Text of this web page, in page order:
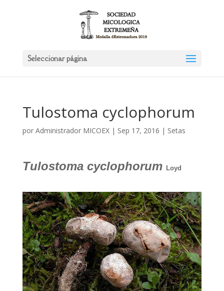
Seleccionar página
Tulostoma cyclophorum
por Administrador MICOEX| Sep 17, 2016 | Setas
Tulostoma cyclophorum Loyd